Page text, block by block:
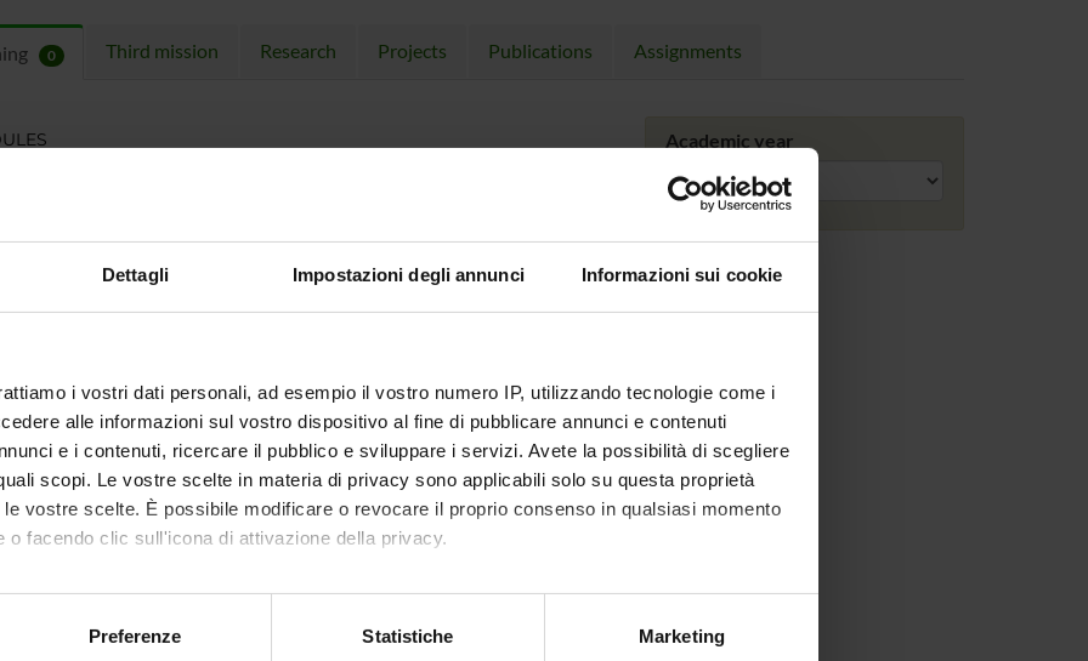
Dettagli Impostazioni degli annunci Informazioni sui cookie
i vostri dati personali, ad esempio il vostro numero IP, utilizzando tecnologie come i
alle informazioni sul vostro dispositivo al fine di pubblicare annunci e contenuti
e i contenuti, ricercare il pubblico e sviluppare i servizi. Avete la possibilità di scegliere
scopi. Le vostre scelte in materia di privacy sono applicabili solo su questa proprietà
vostre scelte. È possibile modificare o revocare il proprio consenso in qualsiasi momento
o facendo clic sull'icona di attivazione della privacy.
anche:
sulla tua posizione geografica, con un'approssimazione di qualche metro,
Preferenze Statistiche Marketing
0 Third mission Research Projects Publications Assignments
Academic year